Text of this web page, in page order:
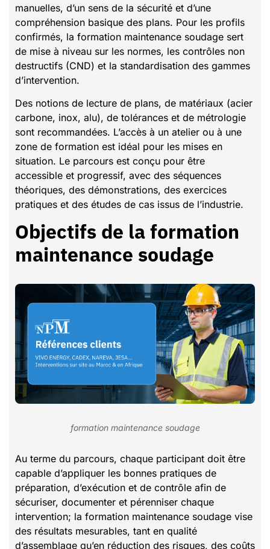
manuelles, d’un sens de la sécurité et d’une
compréhension basique des plans. Pour les profils
confirmés, la formation maintenance soudage sert
de mise à niveau sur les normes, les contrôles non
destructifs (CND) et la standardisation des gammes
d’intervention.
Des notions de lecture de plans, de matériaux (acier
carbone, inox, alu), de tolérances et de métrologie
sont recommandées. L’accès à un atelier ou à une
zone de formation est idéal pour les mises en
situation. Le parcours est conçu pour être
accessible et progressif, avec des séquences
théoriques, des démonstrations, des exercices
pratiques et des études de cas issus de l’industrie.
Objectifs de la formation
maintenance soudage
formation maintenance soudage
Au terme du parcours, chaque participant doit être
capable d’appliquer les bonnes pratiques de
préparation, d’exécution et de contrôle afin de
sécuriser, documenter et pérenniser chaque
intervention; la formation maintenance soudage vise
des résultats mesurables, tant en qualité
d’assemblage qu’en réduction des risques, des coûts